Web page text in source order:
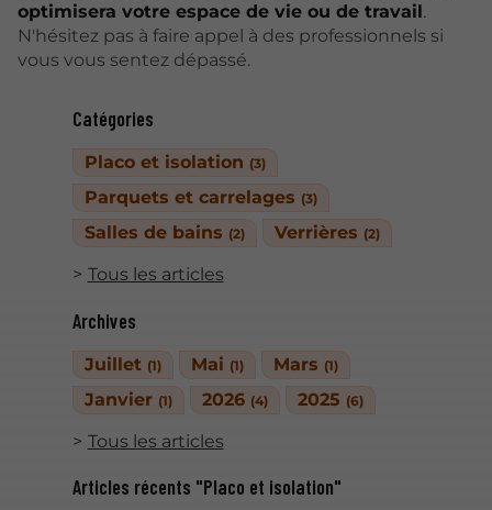
Catégories
Placo et isolation (3)
Parquets et carrelages (3)
Salles de bains (2) Verrières (2)
Tous les articles
Archives
Juillet (1) Mai (1) Mars (1)
Janvier (1) 2026 (4) 2025 (6)
Tous les articles
Articles récents "Placo et isolation"
optimisera votre espace de vie ou de travail .
N'hésitez pas à faire appel à des professionnels si
vous vous sentez dépassé.